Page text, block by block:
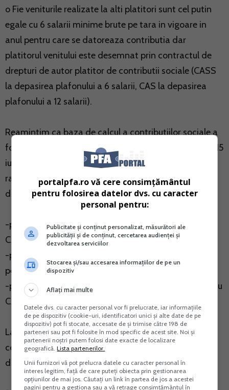
o Fie veniturile realizate la alti platitori sunt cel putin
egale cu 6 salarii minime brute pe tara in vigoare in
anul pentru care se datoreaza contributia dar
platitorul venitului este desemnat prin contractul de
drepturi de autor platitor de contributii sociale (CASS
la depasirea plafonului a 6 salarii, CAS la depasirea
plafonului a 12 salarii).
Reamintim ca baza de calcul a contributiilor sociale a
fost modificata prin Ordonanta de urgenta nr 16 din 15
iulie 2022, care introduce mai multe plafoane la care
raportam venitul realizat pentru a stabili contributiile
datorate. Astfel, avem:
-plafonul de 6 salarii = 18.000 lei – plafon nou pentru
CASS valabil din 2023
-plafonul de 12 salarii = 36.000 lei – plafon curent
pentru CAS si CASS valabil din 2018 pana in prezent
-plafonul de 24 salarii = 72.000 lei – plafon nou pentru
CAS si CASS valabil din 2023
La baza de calcul a CAS, se aplica procentul de
contributie de 25% si se obtine contributia anuala
datorata pentru 2023. Astfel, CAS datorat:
portalpfa.ro vă cere consimțământul
pentru folosirea datelor dvs. cu caracter
personal pentru:
Publicitate și conținut personalizat, măsurători ale
publicității și de conținut, cercetarea audienței și
dezvoltarea serviciilor
Stocarea și/sau accesarea informațiilor de pe un
dispozitiv
Aflați mai multe
Datele dvs. cu caracter personal vor fi prelucrate, iar informațiile
de pe dispozitiv (cookie-uri, identificatori unici și alte date de pe
dispozitiv) pot fi stocate, accesate de și trimise către 198 de
parteneri sau pot fi folosite în mod specific de acest site. Noi și
partenerii noștri putem folosi date exacte de localizare
geografică.Lista partenerilor.
Unii furnizori vă pot prelucra datele cu caracter personal în
interes legitim, față de care puteți obiecta prin gestionarea
opțiunilor de mai jos. Căutați un link în partea de jos a acestei
pagini pentru a gestiona sau a vă retrage consimțământul în